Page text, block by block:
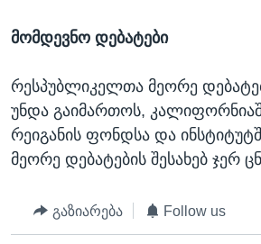
მომდევნო დებატები
რესპუბლიკელთა მეორე
უნდა გაიმართოს,
რეიგანის ფონდსა და
მეორე დებატების შესახებ ჯერ
გაზიარება Follow us